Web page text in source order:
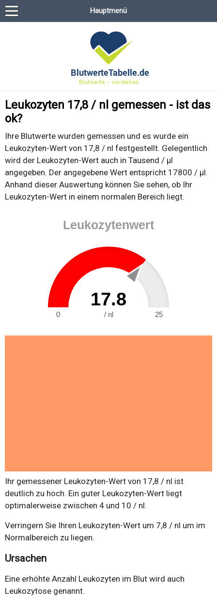
Hauptmenü
Leukozyten 17,8 / nl gemessen - ist das
ok?
Ihre Blutwerte wurden gemessen und es wurde ein
Leukozyten-Wert von 17,8 / nl festgestellt. Gelegentlich
wird der Leukozyten-Wert auch in Tausend / µl
angegeben. Der angegebene Wert entspricht 17800 / µl.
Anhand dieser Auswertung können Sie sehen, ob Ihr
Leukozyten-Wert in einem normalen Bereich liegt.
Leukozytenwert
17.8
/ nl
0 25
Ihr gemessener Leukozyten-Wert von 17,8 / nl ist
deutlich zu hoch. Ein guter Leukozyten-Wert liegt
optimalerweise zwischen 4 und 10 / nl.
Verringern Sie Ihren Leukozyten-Wert um 7,8 / nl um im
Normalbereich zu liegen.
Ursachen
Eine erhöhte Anzahl Leukozyten im Blut wird auch
Leukozytose genannt.